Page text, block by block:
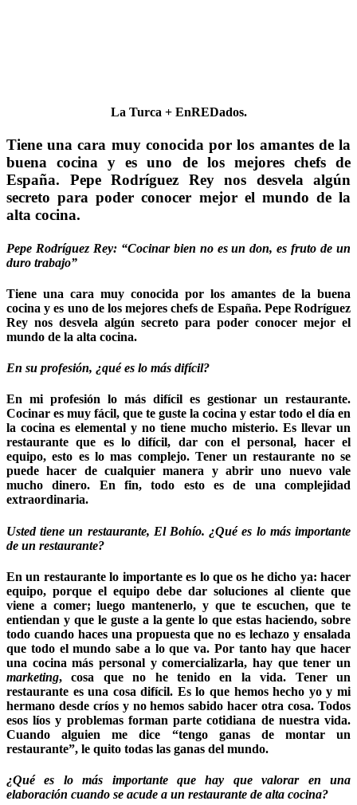
La Turca + EnREDados.
Tiene una cara muy conocida por los amantes de la
buena cocina y es uno de los mejores chefs de
España. Pepe Rodríguez Rey nos desvela algún
secreto para poder conocer mejor el mundo de la
alta cocina.
Pepe Rodríguez Rey: “Cocinar bien no es un don, es fruto de un
duro trabajo”
Tiene una cara muy conocida por los amantes de la buena
cocina y es uno de los mejores chefs de España. Pepe Rodríguez
Rey nos desvela algún secreto para poder conocer mejor el
mundo de la alta cocina.
En su profesión, ¿qué es lo más difícil?
En mi profesión lo más difícil es gestionar un restaurante.
Cocinar es muy fácil, que te guste la cocina y estar todo el día en
la cocina es elemental y no tiene mucho misterio. Es llevar un
restaurante que es lo difícil, dar con el personal, hacer el
equipo, esto es lo mas complejo. Tener un restaurante no se
puede hacer de cualquier manera y abrir uno nuevo vale
mucho dinero. En fin, todo esto es de una complejidad
extraordinaria.
Usted tiene un restaurante, El Bohío. ¿Qué es lo más importante
de un restaurante?
En un restaurante lo importante es lo que os he dicho ya: hacer
equipo, porque el equipo debe dar soluciones al cliente que
viene a comer; luego mantenerlo, y que te escuchen, que te
entiendan y que le guste a la gente lo que estas haciendo, sobre
todo cuando haces una propuesta que no es lechazo y ensalada
que todo el mundo sabe a lo que va. Por tanto hay que hacer
una cocina más personal y comercializarla, hay que tener un
marketing, cosa que no he tenido en la vida. Tener un
restaurante es una cosa difícil. Es lo que hemos hecho yo y mi
hermano desde críos y no hemos sabido hacer otra cosa. Todos
esos líos y problemas forman parte cotidiana de nuestra vida.
Cuando alguien me dice “tengo ganas de montar un
restaurante”, le quito todas las ganas del mundo.
¿Qué es lo más importante que hay que valorar en una
elaboración cuando se acude a un restaurante de alta cocina?